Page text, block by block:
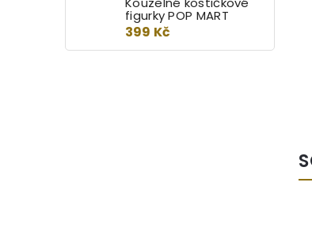
figurky POP MART
399 Kč